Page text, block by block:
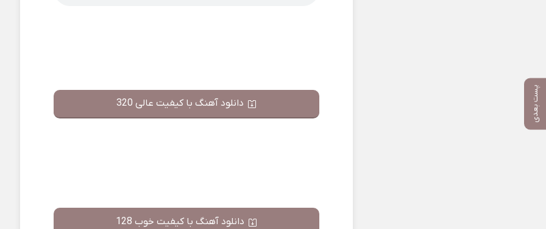
پست بعدی دانلود آهنگ با کیفیت عالی 320
دانلود آهنگ با کیفیت خوب 128